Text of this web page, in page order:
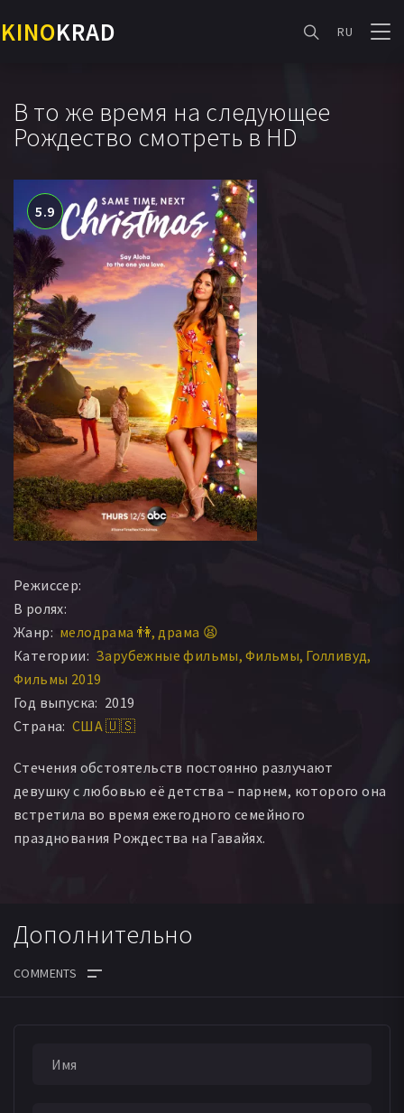
KINOKRAD RU
В то же время на следующее
Рождество смотреть в HD
5.9
Режиссер:
В ролях:
Жанр: мелодрама 👫 драма 😫
Категории: Зарубежные фильмы Фильмы Голливуд
Фильмы 2019
Год выпуска: 2019
Страна: США 🇺🇸
Стечения обстоятельств постоянно разлучают
девушку с любовью её детства – парнем, которого она
встретила во время ежегодного семейного
празднования Рождества на Гавайях.
Дополнительно